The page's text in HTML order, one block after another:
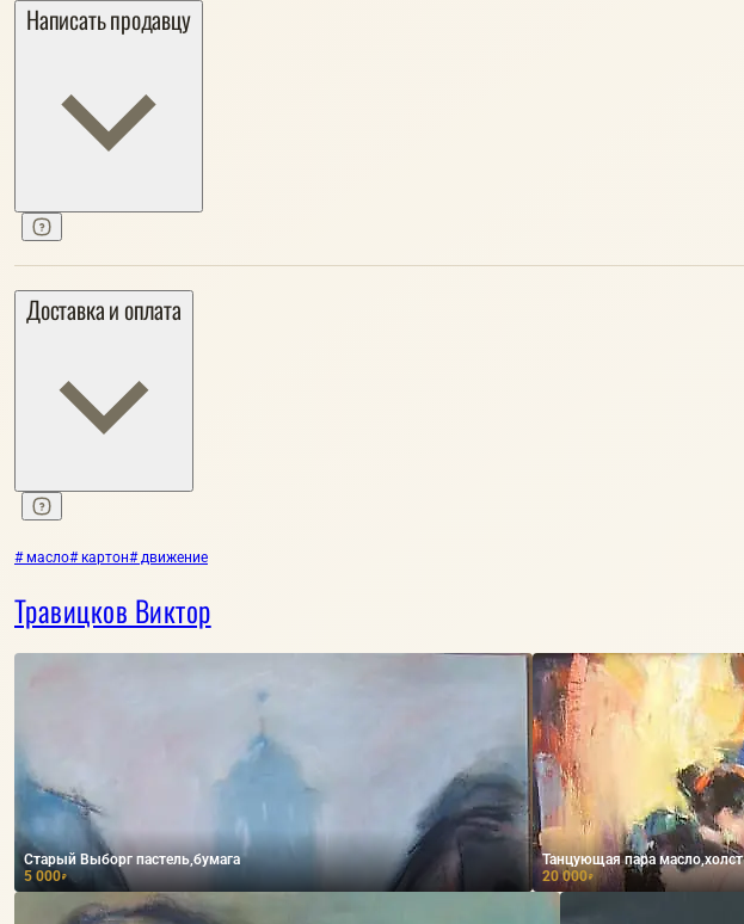
Написать продавцу
Доставка и оплата
# масло# картон# движение
Травицков Виктор
Старый Выборг пастель,бумага
5 000₽
Танцующая пара масло,холст
20 000₽